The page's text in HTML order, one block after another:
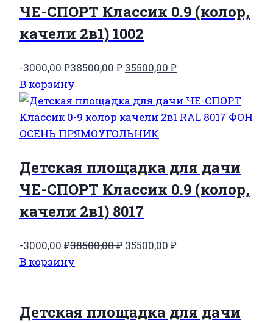
ЧЕ-СПОРТ Классик 0.9 (колор,
качели 2в1) 1002
-3000,00 ₽38500,00₽ Первоначальная
составляла
38500,00 ₽.
35500,00 ₽Текущая
35500,00 ₽.
В корзину
Детская площадка для дачи
ЧЕ-СПОРТ Классик 0.9 (колор,
качели 2в1) 8017
-3000,00 ₽38500,00₽ Первоначальная
35500,00 ₽Текущая
В корзину
Детская площадка для дачи